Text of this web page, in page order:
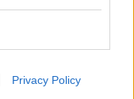
Privacy Policy